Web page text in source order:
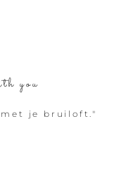
you
je bruiloft."